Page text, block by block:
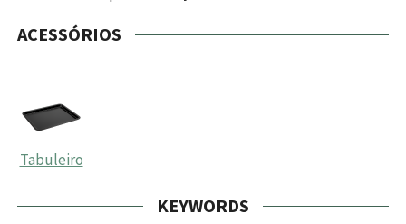
ACESSÓRIOS
Tabuleiro
KEYWORDS